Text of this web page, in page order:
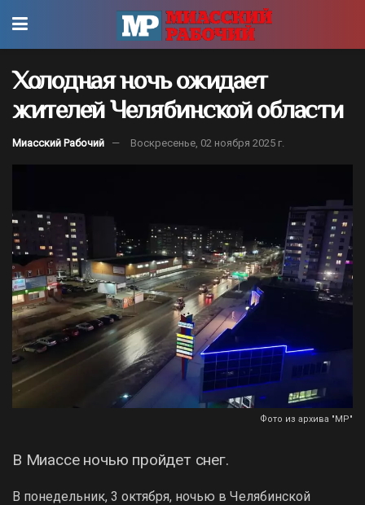
Холодная ночь ожидает
жителей Челябинской области
Миасский Рабочий Воскресенье, 02 ноября 2025 г.
Фото из архива "МР"
В Миассе ночью пройдет снег.
В понедельник, 3 октября, ночью в Челябинской